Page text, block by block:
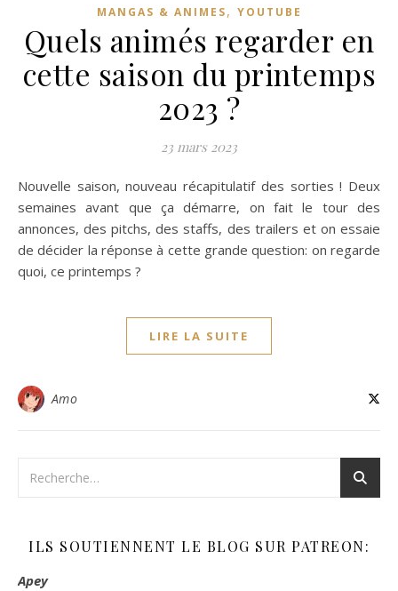
MANGAS & ANIMES, YOUTUBE
Quels animés regarder en
cette saison du printemps
2023 ?
23 mars 2023
Nouvelle saison, nouveau récapitulatif des sorties ! Deux
semaines avant que ça démarre, on fait le tour des
annonces, des pitchs, des staffs, des trailers et on essaie
de décider la réponse à cette grande question: on regarde
quoi, ce printemps ?
LIRE LA SUITE
Amo
ILS SOUTIENNENT LE BLOG SUR PATREON:
Apey